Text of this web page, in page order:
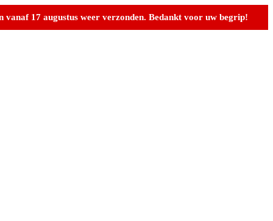
17 augustus weer verzonden. Bedankt voor uw begrip!